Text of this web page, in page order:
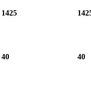
1425
40 40